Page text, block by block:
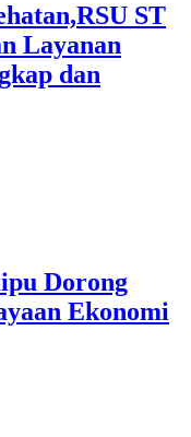
ST
Layanan
dan
Dorong
Ekonomi